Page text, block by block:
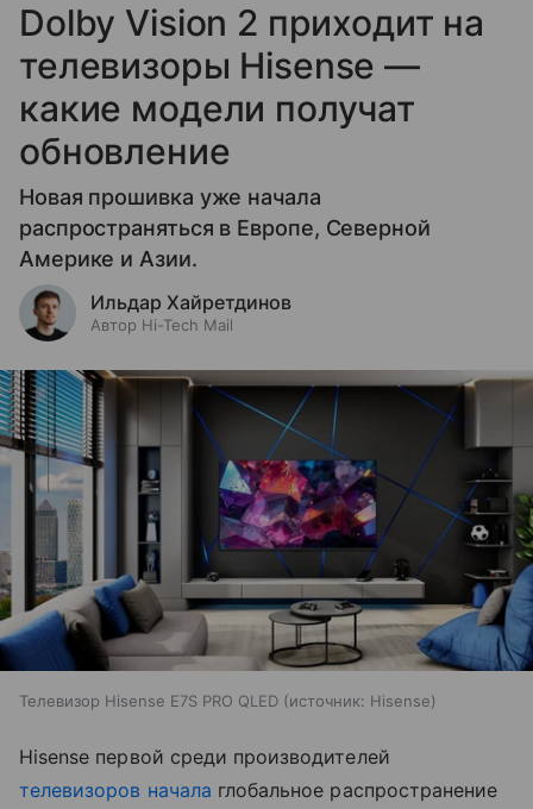
Dolby Vision 2 приходит на
телевизоры Hisense —
какие модели получат
обновление
Новая прошивка уже начала
распространяться в Европе, Северной
Америке и Азии.
Ильдар Хайретдинов
Автор Hi-Tech Mail
Телевизор Hisense E7S PRO QLED источник: Hisense
Hisense первой среди производителей
телевизоров начала глобальное распространение